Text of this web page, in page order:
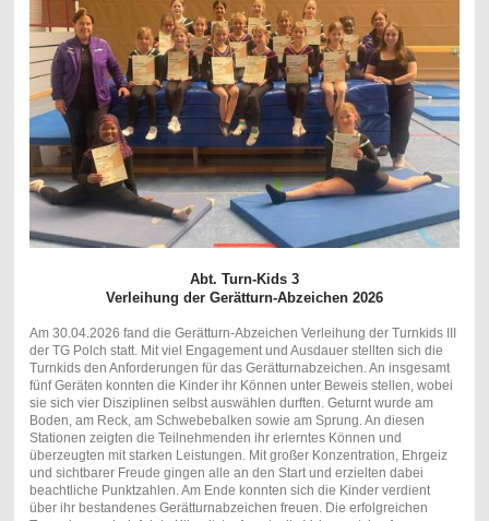
Abt. Turn-Kids 3
Verleihung der Gerätturn-Abzeichen 2026
Am 30.04.2026 fand die Gerätturn-Abzeichen Verleihung der Turnkids III
der TG Polch statt. Mit viel Engagement und Ausdauer stellten sich die
Turnkids den Anforderungen für das Gerätturnabzeichen. An insgesamt
fünf Geräten konnten die Kinder ihr Können unter Beweis stellen, wobei
sie sich vier Disziplinen selbst auswählen durften. Geturnt wurde am
Boden, am Reck, am Schwebebalken sowie am Sprung. An diesen
Stationen zeigten die Teilnehmenden ihr erlerntes Können und
überzeugten mit starken Leistungen. Mit großer Konzentration, Ehrgeiz
und sichtbarer Freude gingen alle an den Start und erzielten dabei
beachtliche Punktzahlen. Am Ende konnten sich die Kinder verdient
über ihr bestandenes Gerätturnabzeichen freuen. Die erfolgreichen